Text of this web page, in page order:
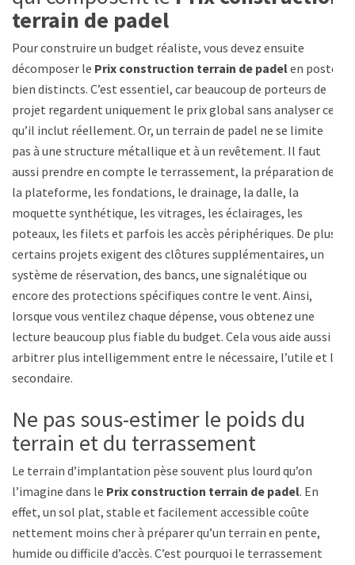
terrain de padel
Pour construire un budget réaliste, vous devez ensuite
décomposer le Prix construction terrain de padelen postes
bien distincts. C’est essentiel, car beaucoup de porteurs de
projet regardent uniquement le prix global sans analyser ce
qu’il inclut réellement. Or, un terrain de padel ne se limite
pas à une structure métallique et à un revêtement. Il faut
aussi prendre en compte le terrassement, la préparation de
la plateforme, les fondations, le drainage, la dalle, la
moquette synthétique, les vitrages, les éclairages, les
poteaux, les filets et parfois les accès périphériques. De plus,
certains projets exigent des clôtures supplémentaires, un
système de réservation, des bancs, une signalétique ou
encore des protections spécifiques contre le vent. Ainsi,
lorsque vous ventilez chaque dépense, vous obtenez une
lecture beaucoup plus fiable du budget. Cela vous aide aussi à
arbitrer plus intelligemment entre le nécessaire, l’utile et le
secondaire.
Ne pas sous-estimer le poids du
terrain et du terrassement
Le terrain d’implantation pèse souvent plus lourd qu’on
l’imagine dans le Prix construction terrain de padel. En
effet, un sol plat, stable et facilement accessible coûte
nettement moins cher à préparer qu’un terrain en pente,
humide ou difficile d’accès. C’est pourquoi le terrassement